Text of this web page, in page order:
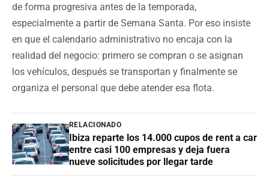
de forma progresiva antes de la temporada,
especialmente a partir de Semana Santa. Por eso insiste
en que el calendario administrativo no encaja con la
realidad del negocio: primero se compran o se asignan
los vehículos, después se transportan y finalmente se
organiza el personal que debe atender esa flota.
RELACIONADO
Ibiza reparte los 14.000 cupos de rent a car
entre casi 100 empresas y deja fuera
nueve solicitudes por llegar tarde